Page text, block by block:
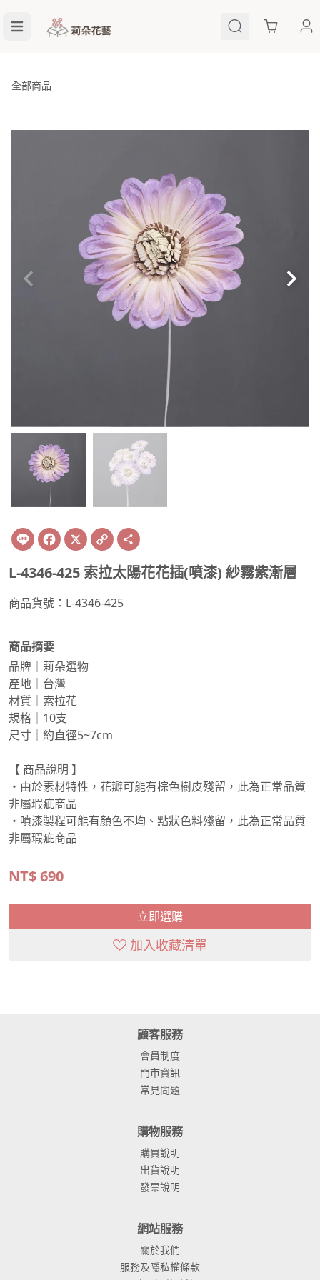
Cart
全部商品
Line Facebook
X Copy
Link
L-4346-425 索拉太陽花花插(噴漆) 紗霧紫漸層
商品貨號：L-4346-425
商品摘要
品牌｜莉朵選物
產地｜台灣
材質｜索拉花
規格｜10支
尺寸｜約直徑5~7cm
【 商品說明 】
・由於素材特性，花瓣可能有棕色樹皮殘留，此為正常品質
非屬瑕疵商品
・噴漆製程可能有顏色不均、點狀色料殘留，此為正常品質
非屬瑕疵商品
NT$690
立即選購
加入收藏清單
顧客服務
會員制度
門市資訊
常見問題
購物服務
購買說明
出貨說明
發票說明
網站服務
關於我們
服務及隱私權條款